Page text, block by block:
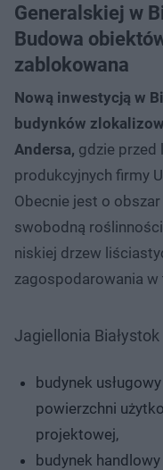
Generalskiej w
Budowa
zablokowana
Nową inwestycją w
budynków
Andersa, gdzie przed
produkcyjnych firmy
Obecnie jest o
swobodną
niskiej drzew
zagospodarowania
Jagiellonia
budynek
powierzchni
projektowej,
budynek